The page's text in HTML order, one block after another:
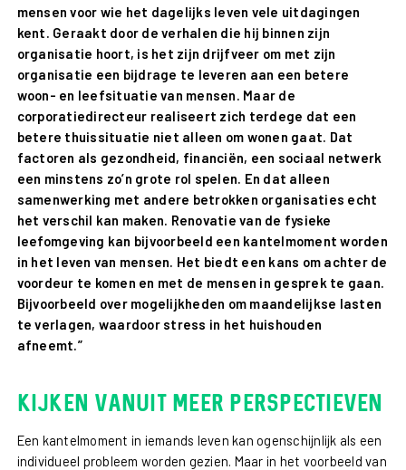
mensen voor wie het dagelijks leven vele uitdagingen
kent. Geraakt door de verhalen die hij binnen zijn
organisatie hoort, is het zijn drijfveer om met zijn
organisatie een bijdrage te leveren aan een betere
woon- en leefsituatie van mensen. Maar de
corporatiedirecteur realiseert zich terdege dat een
betere thuissituatie niet alleen om wonen gaat. Dat
factoren als gezondheid, financiën, een sociaal netwerk
een minstens zo’n grote rol spelen. En dat alleen
samenwerking met andere betrokken organisaties echt
het verschil kan maken. Renovatie van de fysieke
leefomgeving kan bijvoorbeeld een kantelmoment worden
in het leven van mensen. Het biedt een kans om achter de
voordeur te komen en met de mensen in gesprek te gaan.
Bijvoorbeeld over mogelijkheden om maandelijkse lasten
te verlagen, waardoor stress in het huishouden
afneemt.”
Kijken vanuit meer perspectieven
Een kantelmoment in iemands leven kan ogenschijnlijk als een
individueel probleem worden gezien. Maar in het voorbeeld van